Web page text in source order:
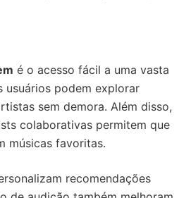
é o acesso fácil a uma vasta
usuários podem explorar
sem demora. Além disso,
colaborativas permitem que
músicas favoritas.
recomendações